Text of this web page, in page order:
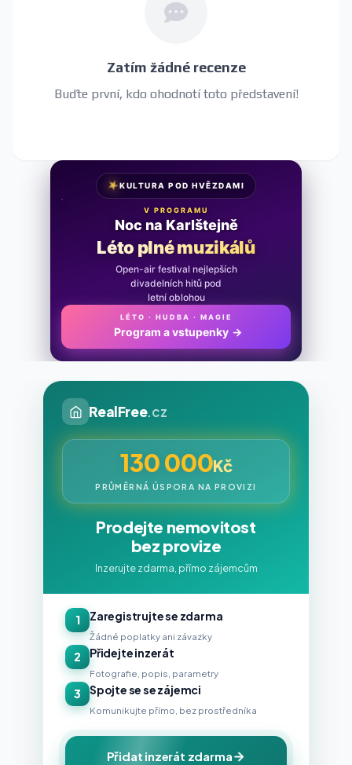
Zatím žádné recenze
Buďte první, kdo ohodnotí toto představení!
★KULTURA POD HVĚZDAMI
V PROGRAMU
Noc na Karlštejně
Léto plné muzikálů
Open-air festival nejlepších
divadelních hitů pod
letní oblohou
LÉTO · HUDBA · MAGIE
Program a vstupenky →
RealFree.cz
130 000Kč
PRŮMĚRNÁ ÚSPORA NA PROVIZI
Prodejte nemovitost
bez provize
Inzerujte zdarma, přímo zájemcům
1 Zaregistrujte se zdarma
Žádné poplatky ani závazky
2 Přidejte inzerát
Fotografie, popis, parametry
3 Spojte se se zájemci
Komunikujte přímo, bez prostředníka
Přidat inzerát zdarma